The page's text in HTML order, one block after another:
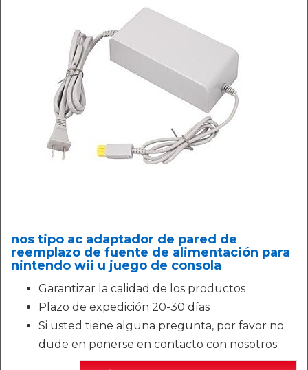
nos tipo ac adaptador de pared de
reemplazo de fuente de alimentación para
nintendo wii u juego de consola
Garantizar la calidad de los productos
Plazo de expedición 20-30 días
Si usted tiene alguna pregunta, por favor no
dude en ponerse en contacto con nosotros